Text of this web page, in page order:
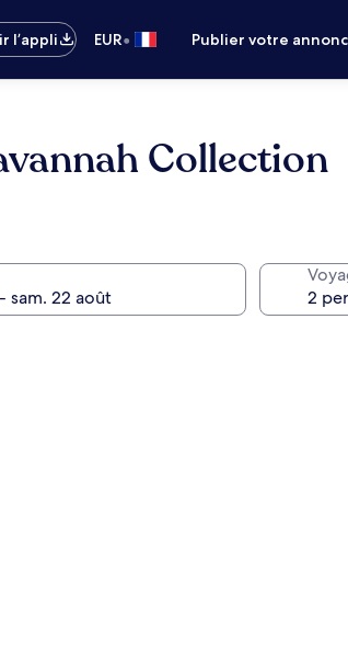
l’appli
EUR• Publier votre
Collection